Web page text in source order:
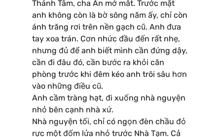
Thánh Tâm, cha An mở mắt. Trước mặt
anh không còn là bờ sông năm ấy, chỉ còn
ánh trăng rơi trên nền gạch cũ. Anh đưa
tay xoa trán. Cơn nhức đầu đến rất nhẹ,
nhưng đủ để anh biết mình cần đứng dậy,
cần đi đâu đó, cần bước ra khỏi căn
phòng trước khi đêm kéo anh trôi sâu hơn
vào những điều cũ.
Anh cầm tràng hạt, đi xuống nhà nguyện
nhỏ bên cạnh nhà xứ.
Nhà nguyện tối, chỉ có ngọn đèn chầu đỏ
rực một đốm lửa nhỏ trước Nhà Tạm. Cả